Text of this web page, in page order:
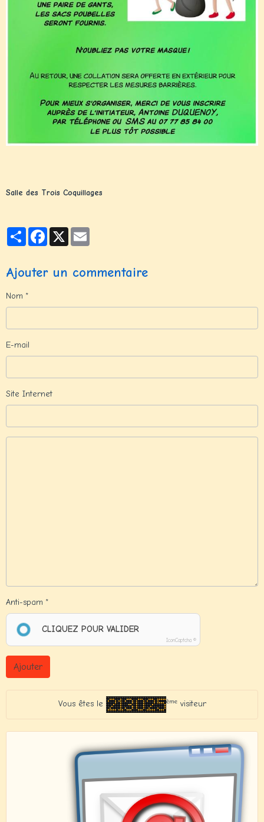
Salle des Trois Coquillages
PartagerFacebook
X
Ajouter un commentaire
Nom
E-mail
Site Internet
Anti-spam
CLIQUEZ POUR VALIDER
IconCaptcha ©
Ajouter
Vous êtes le èmevisiteur